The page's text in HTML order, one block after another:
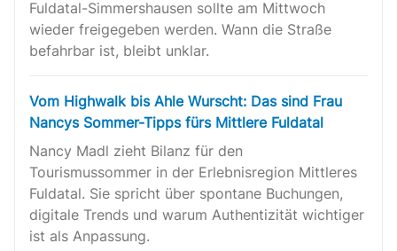
Fuldatal-Simmershausen sollte am Mittwoch
wieder freigegeben werden. Wann die Straße
befahrbar ist, bleibt unklar.
Vom Highwalk bis Ahle Wurscht: Das sind Frau
Nancys Sommer-Tipps fürs Mittlere Fuldatal
Nancy Madl zieht Bilanz für den
Tourismussommer in der Erlebnisregion Mittleres
Fuldatal. Sie spricht über spontane Buchungen,
digitale Trends und warum Authentizität wichtiger
ist als Anpassung.